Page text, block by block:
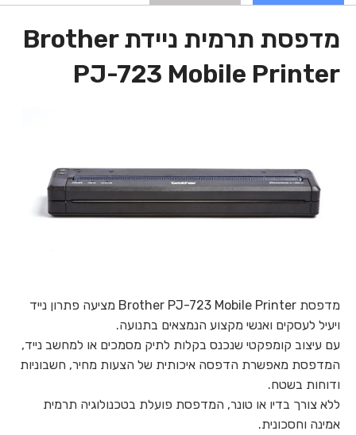
מדפסת ‏תרמית ניידת Brother
PJ-723 Mobile Printer
מדפסת Brother PJ-723 Mobile Printer מציעה פתרון נייד
ויעיל לעסקים ואנשי מקצוע הנמצאים בתנועה.
עם עיצוב קומפקטי שנכנס בקלות לתיק מסמכים או למחשב נייד,
המדפסת מאפשרת הדפסה איכותית של הצעות מחיר, חשבוניות
ודוחות בשטח.
ללא צורך בדיו או טונר, המדפסת פועלת בטכנולוגיה תרמית
אמינה וחסכונית.